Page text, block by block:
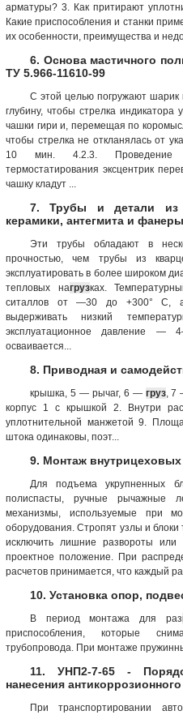
арматуры? 3. Как притирают
Какие приспособления и станки
их особенности, преимущества и
6. Основа мастичного
ТУ 5.966-11610-99
С этой целью погружают шарик
глубину, чтобы стрелка
чашки гири и, перемещая по
чтобы стрелка не откланялась от
10 мин. 4.2.3. Проведение
термостатирования эксцентрик
чашку кладут ...
7. Трубы и детали из
керамики, антегмита и фанеры
Эти трубы обладают в
прочностью, чем трубы из
эксплуатировать в более широком
тепловых нагрузках.
ситаллов от —30 до +300° С, а
выдерживать низкий
эксплуатационное давление —
осваивается...
8. Приводная и
крышка, 5 — рычаг, 6 — груз, 7
корпус 1 с крышкой 2. Внутри
уплотнительной манжетой 9.
штока одинаковы, поэт...
9. Монтаж
Для подъема укрупненных
полиспасты, ручные рычажные
механизмы, используемые при
оборудования. Стропят узлы и
исключить лишние развороты или
проектное положение. При
расчетов принимается, что каждый
10. Установка опор,
В период монтажа для раз
приспособления, которые
трубопровода. При монтаже
11. УНП2-7-65 -
нанесения
При транспортировании